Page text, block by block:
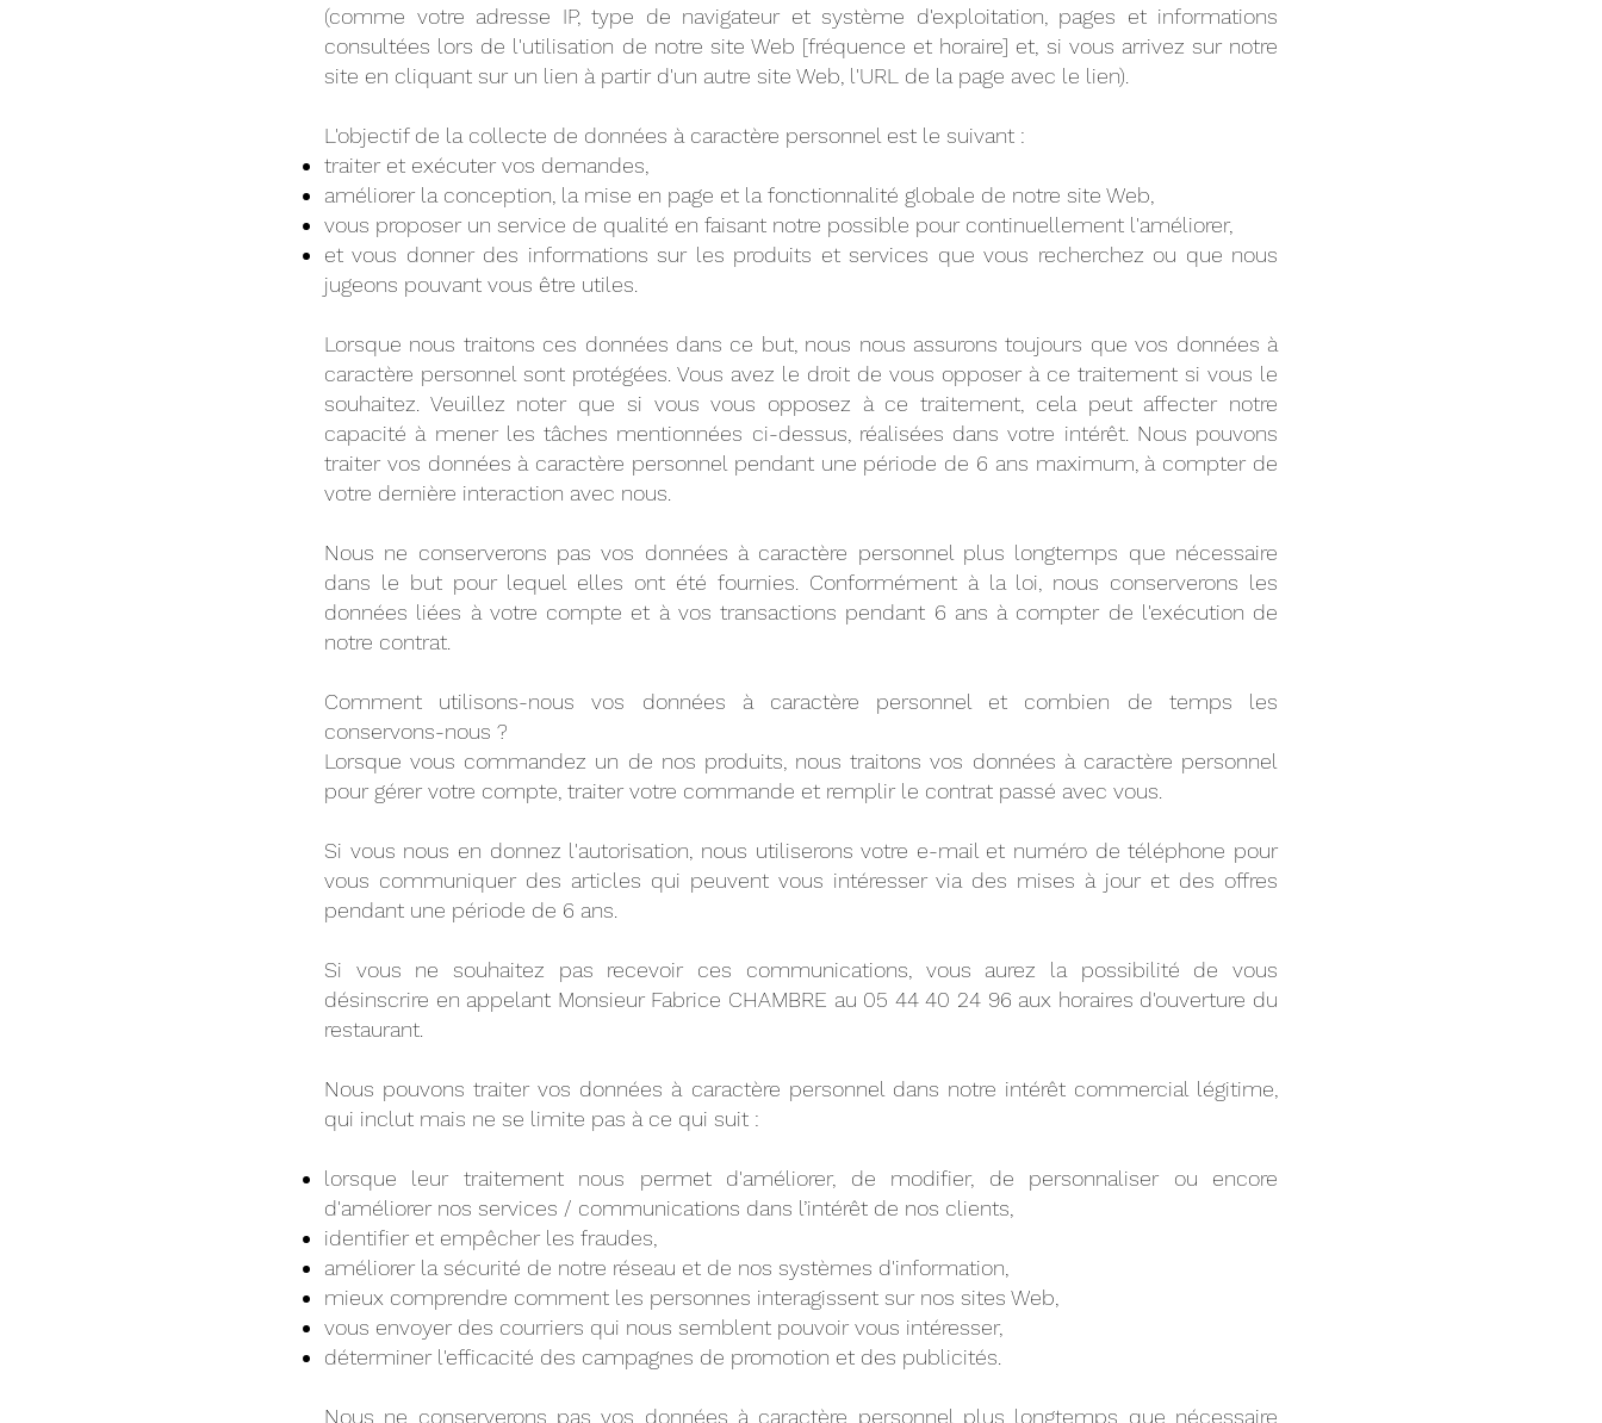
(comme votre adresse IP, type de navigateur et système d'exploitation, pages et informations
consultées lors de l'utilisation de notre site Web [fréquence et horaire] et, si vous arrivez sur notre
site en cliquant sur un lien à partir d'un autre site Web, l'URL de la page avec le lien).
L'objectif de la collecte de données à caractère personnel est le suivant :
traiter et exécuter vos demandes,
améliorer la conception, la mise en page et la fonctionnalité globale de notre site Web,
vous proposer un service de qualité en faisant notre possible pour continuellement l'améliorer,
et vous donner des informations sur les produits et services que vous recherchez ou que nous
jugeons pouvant vous être utiles.
Lorsque nous traitons ces données dans ce but, nous nous assurons toujours que vos données à
caractère personnel sont protégées. Vous avez le droit de vous opposer à ce traitement si vous le
souhaitez. Veuillez noter que si vous vous opposez à ce traitement, cela peut affecter notre
capacité à mener les tâches mentionnées ci-dessus, réalisées dans votre intérêt. Nous pouvons
traiter vos données à caractère personnel pendant une période de 6 ans maximum, à compter de
votre dernière interaction avec nous.
Nous ne conserverons pas vos données à caractère personnel plus longtemps que nécessaire
dans le but pour lequel elles ont été fournies. Conformément à la loi, nous conserverons les
données liées à votre compte et à vos transactions pendant 6 ans à compter de l'exécution de
notre contrat.
Comment utilisons-nous vos données à caractère personnel et combien de temps les
conservons-nous ?
Lorsque vous commandez un de nos produits, nous traitons vos données à caractère personnel
pour gérer votre compte, traiter votre commande et remplir le contrat passé avec vous.
Si vous nous en donnez l'autorisation, nous utiliserons votre e-mail et numéro de téléphone pour
vous communiquer des articles qui peuvent vous intéresser via des mises à jour et des offres
pendant une période de 6 ans.
Si vous ne souhaitez pas recevoir ces communications, vous aurez la possibilité de vous
désinscrire en appelant Monsieur Fabrice CHAMBRE au 05 44 40 24 96 aux horaires d'ouverture du
restaurant.
Nous pouvons traiter vos données à caractère personnel dans notre intérêt commercial légitime,
qui inclut mais ne se limite pas à ce qui suit :
lorsque leur traitement nous permet d'améliorer, de modifier, de personnaliser ou encore
d'améliorer nos services / communications dans l’intérêt de nos clients,
identifier et empêcher les fraudes,
améliorer la sécurité de notre réseau et de nos systèmes d'information,
mieux comprendre comment les personnes interagissent sur nos sites Web,
vous envoyer des courriers qui nous semblent pouvoir vous intéresser,
déterminer l'efficacité des campagnes de promotion et des publicités.
Nous ne conserverons pas vos données à caractère personnel plus longtemps que nécessaire